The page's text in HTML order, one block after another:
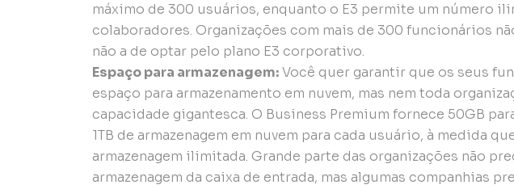
máximo de 300 usuários, enquanto o E3 permite um número
colaboradores. Organizações com mais de 300 funcionários
não a de optar pelo plano E3 corporativo.
Espaço para armazenagem:Você quer garantir que os seus
espaço para armazenamento em nuvem, mas nem toda
capacidade gigantesca. O Business Premium fornece 50GB
1TB de armazenagem em nuvem para cada usuário, à medida
armazenagem ilimitada. Grande parte das organizações não
armazenagem da caixa de entrada, mas algumas companhias